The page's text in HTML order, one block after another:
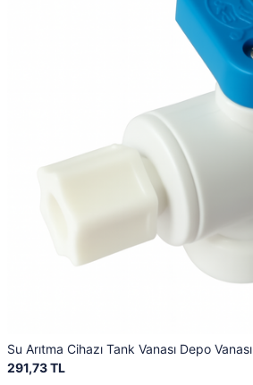
Su Arıtma Cihazı Tank Vanası Depo Vanası
291,73 TL